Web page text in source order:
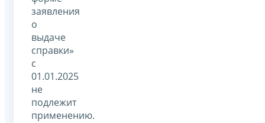
заявления
о
выдаче
справки»
с
01.01.2025
не
подлежит
применению.